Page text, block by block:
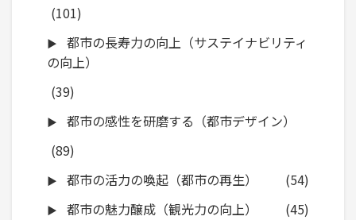
(101)
都市の長寿力の向上（サステイナビリティ
の向上）
(39)
都市の感性を研磨する（都市デザイン）
(89)
都市の活力の喚起（都市の再生）
(54)
都市の魅力醸成（観光力の向上）
(45)